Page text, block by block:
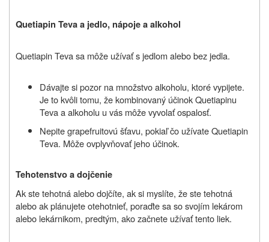
Quetiapin Teva a jedlo, nápoje a alkohol
Quetiapin Teva sa môže užívať s jedlom alebo bez jedla.
Dávajte si pozor na množstvo alkoholu, ktoré vypijete.
Je to kvôli tomu, že kombinovaný účinok Quetiapinu
Teva a alkoholu u vás môže vyvolať ospalosť.
Nepite grapefruitovú šťavu, pokiaľ čo užívate Quetiapin
Teva. Môže ovplyvňovať jeho účinok.
Tehotenstvo a dojčenie
Ak ste tehotná alebo dojčíte, ak si myslíte, že ste tehotná
alebo ak plánujete otehotnieť, poraďte sa so svojím lekárom
alebo lekárnikom, predtým, ako začnete užívať tento liek.